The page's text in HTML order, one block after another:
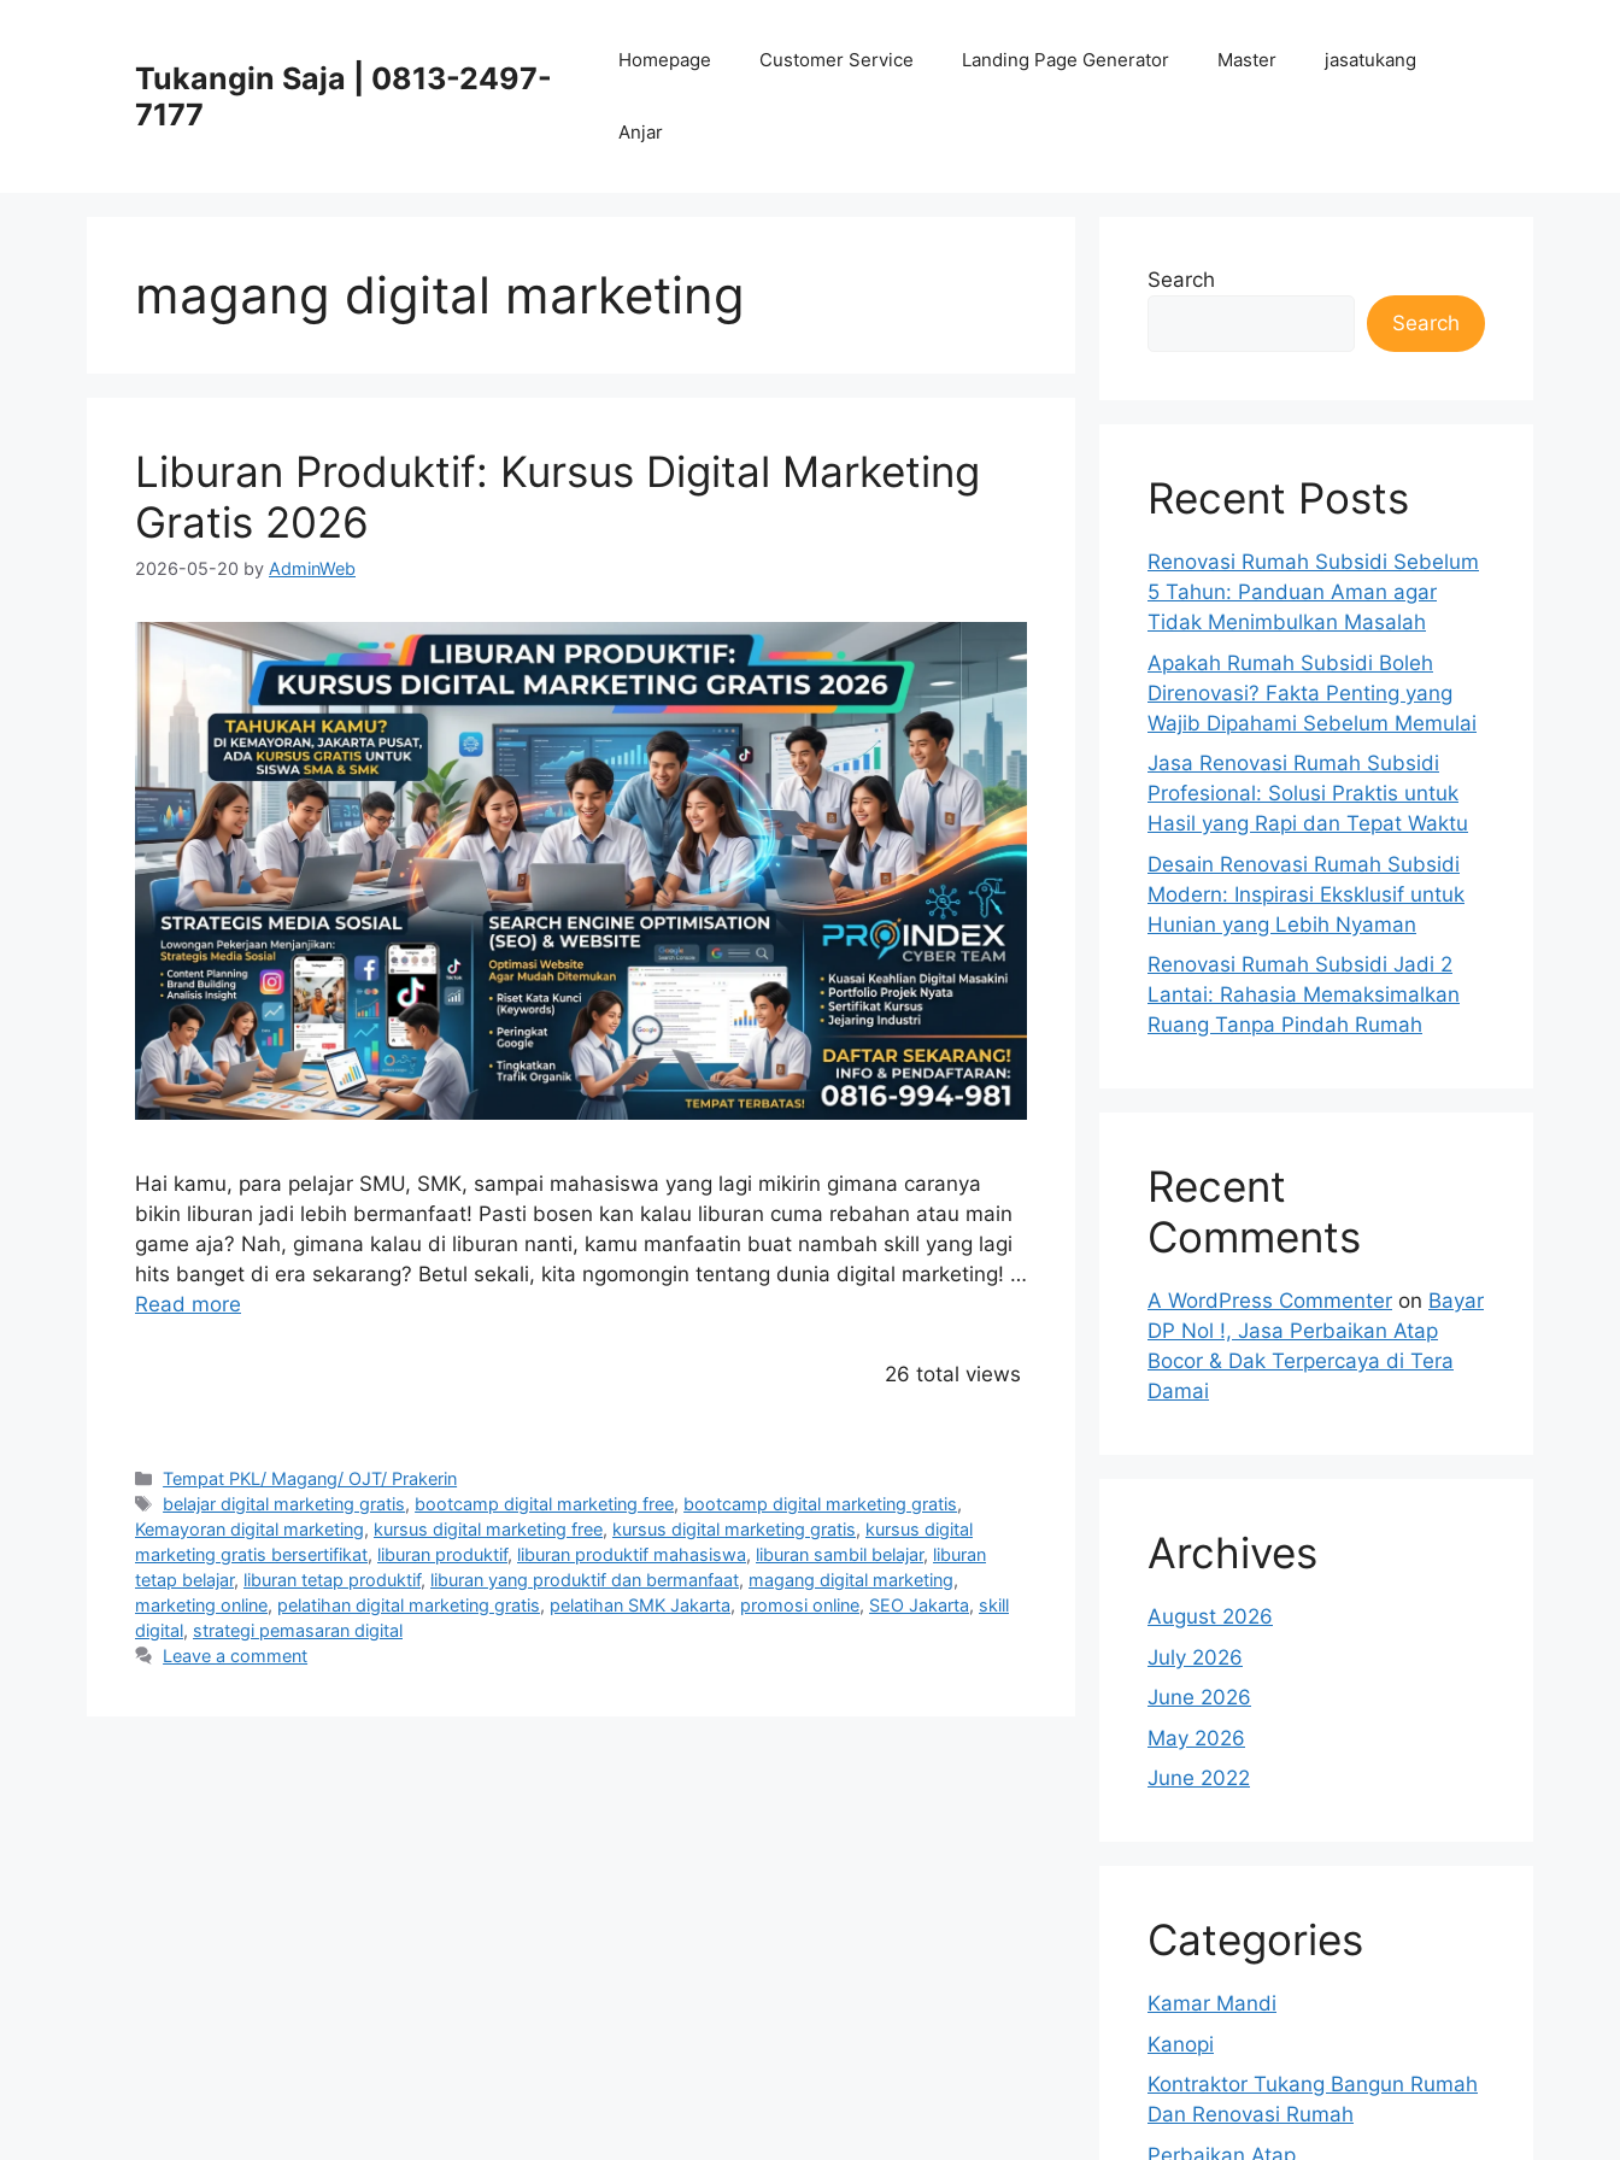
Tukangin Saja | 0813-2497-
7177
Homepage Customer Service Landing Page Generator Master jasatukang
Anjar
magang digital marketing
Liburan Produktif: Kursus Digital Marketing
Gratis 2026
2026-05-20 by AdminWeb
Hai kamu, para pelajar SMU, SMK, sampai mahasiswa yang lagi mikirin gimana caranya
bikin liburan jadi lebih bermanfaat! Pasti bosen kan kalau liburan cuma rebahan atau main
game aja? Nah, gimana kalau di liburan nanti, kamu manfaatin buat nambah skill yang lagi
hits banget di era sekarang? Betul sekali, kita ngomongin tentang dunia digital marketing! …
Read more
26 total views
Categories
Tempat PKL/ Magang/ OJT/ Prakerin
Tags
belajar digital marketing gratis, bootcamp digital marketing free, bootcamp digital marketing gratis,
Kemayoran digital marketing, kursus digital marketing free, kursus digital marketing gratis, kursus digital
marketing gratis bersertifikat, liburan produktif, liburan produktif mahasiswa, liburan sambil belajar, liburan
tetap belajar, liburan tetap produktif, liburan yang produktif dan bermanfaat, magang digital marketing,
marketing online, pelatihan digital marketing gratis, pelatihan SMK Jakarta, promosi online, SEO Jakarta, skill
digital, strategi pemasaran digital
Leave a comment
Search
Search
Recent Posts
Renovasi Rumah Subsidi Sebelum
5 Tahun: Panduan Aman agar
Tidak Menimbulkan Masalah
Apakah Rumah Subsidi Boleh
Direnovasi? Fakta Penting yang
Wajib Dipahami Sebelum Memulai
Jasa Renovasi Rumah Subsidi
Profesional: Solusi Praktis untuk
Hasil yang Rapi dan Tepat Waktu
Desain Renovasi Rumah Subsidi
Modern: Inspirasi Eksklusif untuk
Hunian yang Lebih Nyaman
Renovasi Rumah Subsidi Jadi 2
Lantai: Rahasia Memaksimalkan
Ruang Tanpa Pindah Rumah
Recent
Comments
A WordPress Commenter on Bayar
DP Nol !, Jasa Perbaikan Atap
Bocor & Dak Terpercaya di Tera
Damai
Archives
August 2026
July 2026
June 2026
May 2026
June 2022
Categories
Kamar Mandi
Kanopi
Kontraktor Tukang Bangun Rumah
Dan Renovasi Rumah
Perbaikan Atap